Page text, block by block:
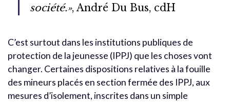
société.», André Du Bus, cdH
C’est surtout dans les institutions publiques de
protection de la jeunesse (IPPJ) que les choses vont
changer. Certaines dispositions relatives à la fouille
des mineurs placés en section fermée des IPPJ, aux
mesures d’isolement, inscrites dans un simple